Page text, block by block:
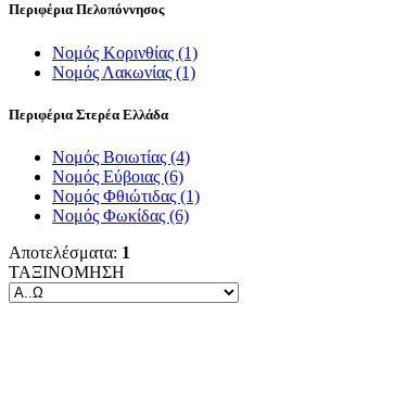
Περιφέρια Πελοπόννησος
Νομός Κορινθίας (1)
Νομός Λακωνίας (1)
Περιφέρια Στερέα Ελλάδα
Νομός Βοιωτίας (4)
Νομός Εύβοιας (6)
Νομός Φθιώτιδας (1)
Νομός Φωκίδας (6)
Αποτελέσματα: 1
ΤΑΞΙΝΟΜΗΣΗ